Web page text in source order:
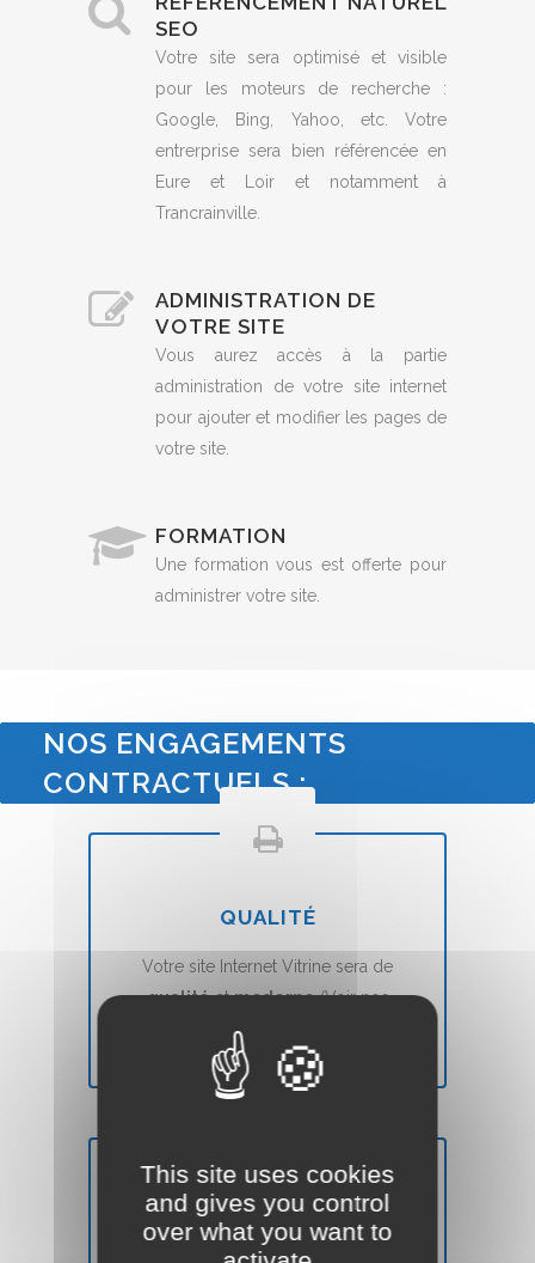
SEO
Votre site sera optimisé et visible
pour les moteurs de recherche :
Google, Bing, Yahoo, etc. Votre
entrerprise sera bien référencée en
Eure et Loir et notamment à
Trancrainville.
ADMINISTRATION DE
VOTRE SITE
Vous aurez accès à la partie
administration de votre site internet
pour ajouter et modifier les pages de
votre site.
FORMATION
Une formation vous est offerte pour
administrer votre site.
NOS ENGAGEMENTS
CONTRACTUELS :
QUALITÉ
Votre site Internet Vitrine sera de
qualitéetmoderne(Voir nos
conditions ``Satisfait ou Remboursé``).
DÉLAIS
This site uses cookies
and gives you control
over what you want to